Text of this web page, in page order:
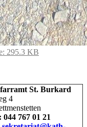
295.3 KB
St. Burkard
4
044 767 01 21